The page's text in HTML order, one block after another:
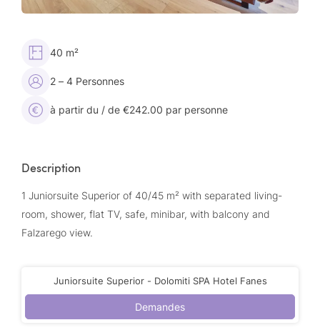
40 m²
2 – 4 Personnes
à partir du / de €242.00 par personne
Description
1 Juniorsuite Superior of 40/45 m² with separated living-
room, shower, flat TV, safe, minibar, with balcony and
Falzarego view.
Juniorsuite Superior - Dolomiti SPA Hotel Fanes
Demandes